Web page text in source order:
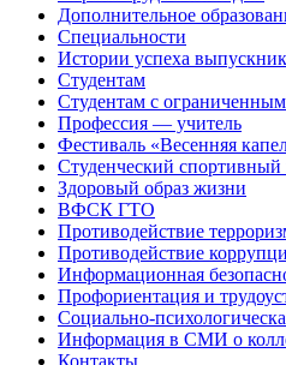
Дополнительное
Специальности
Истории успеха
Студентам
Студентам с
Профессия — учитель
Фестиваль «Весенняя
Студенческий
Здоровый образ жизни
ВФСК ГТО
Противодействие
Противодействие
Информационная
Профориентация и
Социально-
Информация в СМИ о
Контакты